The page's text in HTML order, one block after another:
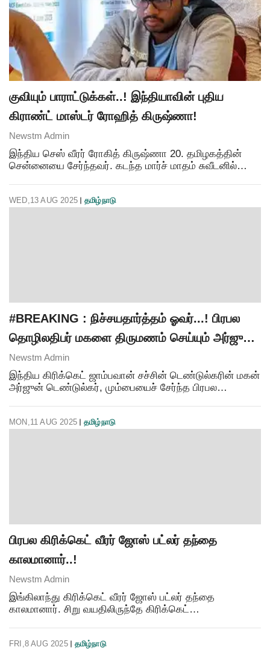
குவியும் பாராட்டுக்கள்..! இந்தியாவின் புதிய
கிராண்ட் மாஸ்டர் ரோஹித் கிருஷ்ணா!
Newstm Admin
இந்திய செஸ் வீரர் ரோகித் கிருஷ்ணா 20. தமிழகத்தின்
சென்னையை சேர்ந்தவர். கடந்த மார்ச் மாதம் சுவீடனில்
WED,13 AUG 2025 தமிழ்நாடு
#BREAKING : நிச்சயதார்த்தம் ஓவர்...! பிரபல
தொழிலதிபர் மகளை திருமணம் செய்யும் அர்ஜுன்
டெண்டுல்கர்..!
Newstm Admin
இந்திய கிரிக்கெட் ஜாம்பவான் சச்சின் டெண்டுல்கரின் மகன்
அர்ஜுன் டெண்டுல்கர், மும்பையைச் சேர்ந்த பிரபல
MON,11 AUG 2025 தமிழ்நாடு
பிரபல கிரிக்கெட் வீரர் ஜோஸ் பட்லர் தந்தை
காலமானார்..!
Newstm Admin
இங்கிலாந்து கிரிக்கெட் வீரர் ஜோஸ் பட்லர் தந்தை
காலமானார். சிறு வயதிலிருந்தே கிரிக்கெட்
வருத்தப்படுகிறார்கள், ஆனால்
FRI,8 AUG 2025 தமிழ்நாடு